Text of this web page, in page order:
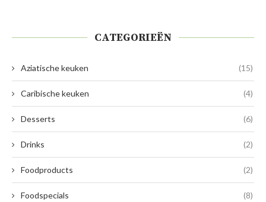
CATEGORIEËN
Aziatische keuken (15)
Caribische keuken (4)
Desserts (6)
Drinks (2)
Foodproducts (2)
Foodspecials (8)